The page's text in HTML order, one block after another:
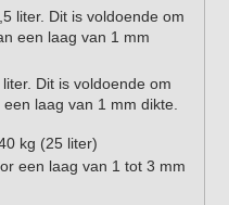
liter. Dit is voldoende om
een laag van 1 mm
Dit is voldoende om
laag van 1 mm dikte.
kg (25 liter)
een laag van 1 tot 3 mm